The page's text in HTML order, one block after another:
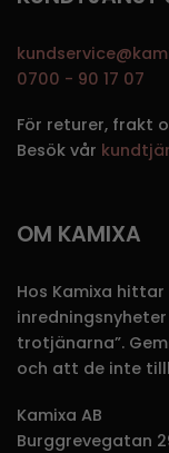
0700 - 90 17 07
För returer, frakt
Besök vår
OM KAMIXA
Hos Kamixa
trotjänarna”.
och att de inte
Kamixa AB
Burggrevegatan